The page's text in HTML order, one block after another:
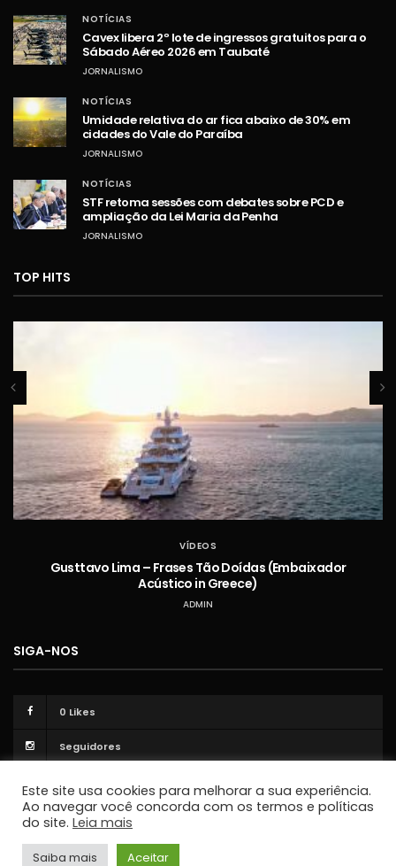
NOTÍCIAS
Cavex libera 2º lote de ingressos gratuitos para o
Sábado Aéreo 2026 em Taubaté
JORNALISMO
NOTÍCIAS
Umidade relativa do ar fica abaixo de 30% em
cidades do Vale do Paraíba
JORNALISMO
NOTÍCIAS
STF retoma sessões com debates sobre PCD e
ampliação da Lei Maria da Penha
JORNALISMO
TOP HITS
VÍDEOS
Gusttavo Lima – Frases Tão Doídas (Embaixador
Acústico in Greece)
ADMIN
SIGA-NOS
0 Likes
Seguidores
Este site usa cookies para melhorar a sua experiência.
Ao navegar você concorda com os termos e políticas
do site. Leia mais
Saiba mais Aceitar